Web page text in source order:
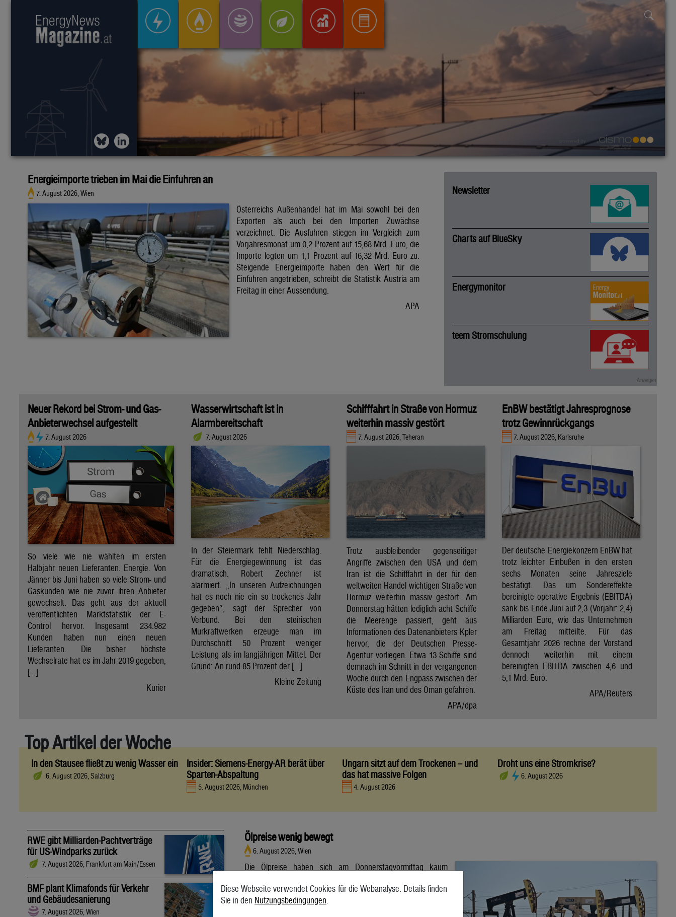
Energieimporte trieben im Mai die Einfuhren an
7. August 2026, Wien
Österreichs Außenhandel hat im Mai sowohl bei den
Exporten als auch bei den Importen Zuwächse
verzeichnet. Die Ausfuhren stiegen im Vergleich zum
Vorjahresmonat um 0,2 Prozent auf 15,68 Mrd. Euro, die
Importe legten um 1,1 Prozent auf 16,32 Mrd. Euro zu.
Steigende Energieimporte haben den Wert für die
Einfuhren angetrieben, schreibt die Statistik Austria am
Freitag in einer Aussendung.
APA
Newsletter
Charts auf BlueSky
Energymonitor
teem Stromschulung
Neuer Rekord bei Strom- und Gas-
Anbieterwechsel aufgestellt
7. August 2026
So viele wie nie wählten im ersten
Halbjahr neuen Lieferanten. Energie. Von
Jänner bis Juni haben so viele Strom- und
Gaskunden wie nie zuvor ihren Anbieter
gewechselt. Das geht aus der aktuell
veröffentlichten Marktstatistik der E-
Control hervor. Insgesamt 234.982
Kunden haben nun einen neuen
Lieferanten. Die bisher höchste
Wechselrate hat es im Jahr 2019 gegeben,
[…]
Kurier
Wasserwirtschaft ist in
Alarmbereitschaft
7. August 2026
In der Steiermark fehlt Niederschlag.
Für die Energiegewinnung ist das
dramatisch. Robert Zechner ist
alarmiert. „In unseren Aufzeichnungen
hat es noch nie ein so trockenes Jahr
gegeben“, sagt der Sprecher von
Verbund. Bei den steirischen
Murkraftwerken erzeuge man im
Durchschnitt 50 Prozent weniger
Leistung als im langjährigen Mittel. Der
Grund: An rund 85 Prozent der […]
Kleine Zeitung
Schifffahrt in Straße von Hormuz
weiterhin massiv gestört
7. August 2026, Teheran
Trotz ausbleibender gegenseitiger
Angriffe zwischen den USA und dem
Iran ist die Schifffahrt in der für den
weltweiten Handel wichtigen Straße von
Hormuz weiterhin massiv gestört. Am
Donnerstag hätten lediglich acht Schiffe
die Meerenge passiert, geht aus
Informationen des Datenanbieters Kpler
hervor, die der Deutschen Presse-
Agentur vorliegen. Etwa 13 Schiffe sind
demnach im Schnitt in der vergangenen
Woche durch den Engpass zwischen der
Küste des Iran und des Oman gefahren.
APA/dpa
EnBW bestätigt Jahresprognose
trotz Gewinnrückgangs
7. August 2026, Karlsruhe
Der deutsche Energiekonzern EnBW hat
trotz leichter Einbußen in den ersten
sechs Monaten seine Jahresziele
bestätigt. Das um Sondereffekte
bereinigte operative Ergebnis (EBITDA)
sank bis Ende Juni auf 2,3 (Vorjahr: 2,4)
Milliarden Euro, wie das Unternehmen
am Freitag mitteilte. Für das
Gesamtjahr 2026 rechne der Vorstand
dennoch weiterhin mit einem
bereinigten EBITDA zwischen 4,6 und
5,1 Mrd. Euro.
APA/Reuters
Top Artikel der Woche
In den Stausee fließt zu wenig Wasser ein
6. August 2026, Salzburg
Insider: Siemens-Energy-AR berät über
Sparten-Abspaltung
5. August 2026, München
Ungarn sitzt auf dem Trockenen – und
das hat massive Folgen
4. August 2026
Droht uns eine Stromkrise?
6. August 2026
RWE gibt Milliarden-Pachtverträge
für US-Windparks zurück
7. August 2026, Frankfurt am Main/Essen
BMF plant Klimafonds für Verkehr
und Gebäudesanierung
7. August 2026, Wien
Ölpreise wenig bewegt
6. August 2026, Wien
Die Ölpreise haben sich am Donnerstagvormittag kaum
Brent aus der Nordsee mit Lieferung Oktober kostete am
Vormittag 79,75 US-Dollar und damit 0,4 Prozent mehr als am
Diese Webseite verwendet Cookies für die Webanalyse. Details finden
Sie in den Nutzungsbedingungen.